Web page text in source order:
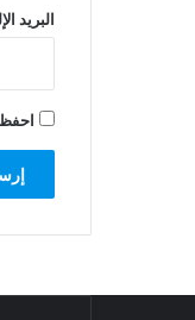
البريد
احفظ